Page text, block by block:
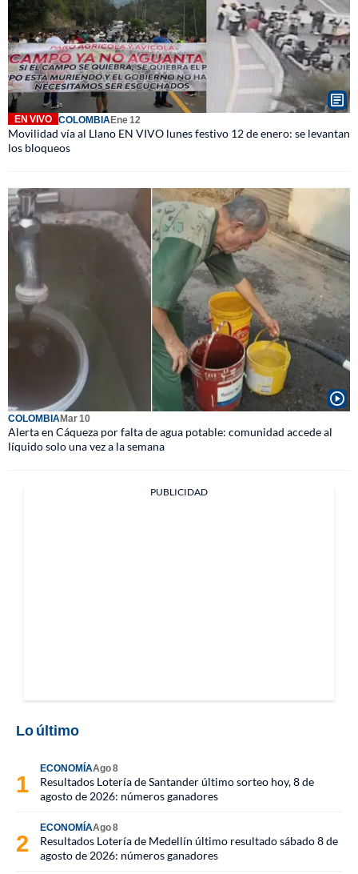
EN VIVO COLOMBIAEne 12
Movilidad vía al Llano EN VIVO lunes festivo 12 de enero: se levantan
los bloqueos
COLOMBIAMar 10
Alerta en Cáqueza por falta de agua potable: comunidad accede al
líquido solo una vez a la semana
PUBLICIDAD
Lo último
ECONOMÍAAgo 8
Resultados Lotería de Santander último sorteo hoy, 8 de
agosto de 2026: números ganadores
ECONOMÍAAgo 8
Resultados Lotería de Medellín último resultado sábado 8 de
agosto de 2026: números ganadores